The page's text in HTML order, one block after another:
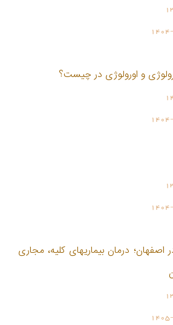
و اورولوژی در چیست؟
درمان بیماریهای کلیه، مجاری